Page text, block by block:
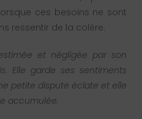
ces besoins ne sont
ressentir de la colère.
et négligée par son
Elle garde ses sentiments
petite dispute éclate et elle
accumulée.